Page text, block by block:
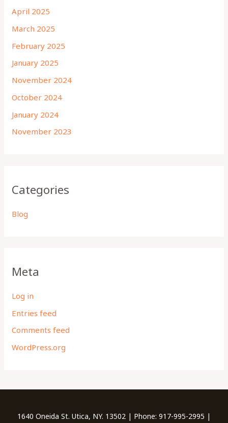
April 2025
March 2025
February 2025
January 2025
November 2024
October 2024
January 2024
November 2023
Categories
Blog
Meta
Log in
Entries feed
Comments feed
WordPress.org
1640 Oneida St. Utica, NY. 13502 | Phone: 917-995-2995 |